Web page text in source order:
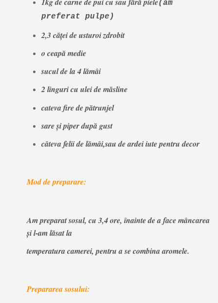
1kg de carne de pui cu sau fără piele(am
preferat pulpe)
2,3 căţei de usturoi zdrobit
o ceapă medie
sucul de la 4 lămâi
2 linguri cu ulei de măsline
cateva fire de pătrunjel
sare şi piper după gust
câteva felii de lămâi,sau de ardei iute pentru decor
Mod de preparare:
Am preparat sosul, cu 3,4 ore, înainte de a face mâncarea
şi l-am lăsat la
temperatura camerei, pentru a se combina aromele.
Prepararea sosului: